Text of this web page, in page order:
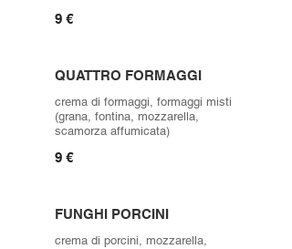
9 €
QUATTRO FORMAGGI
crema di formaggi, formaggi misti
(grana, fontina, mozzarella,
scamorza affumicata)
9 €
FUNGHI PORCINI
crema di porcini, mozzarella,